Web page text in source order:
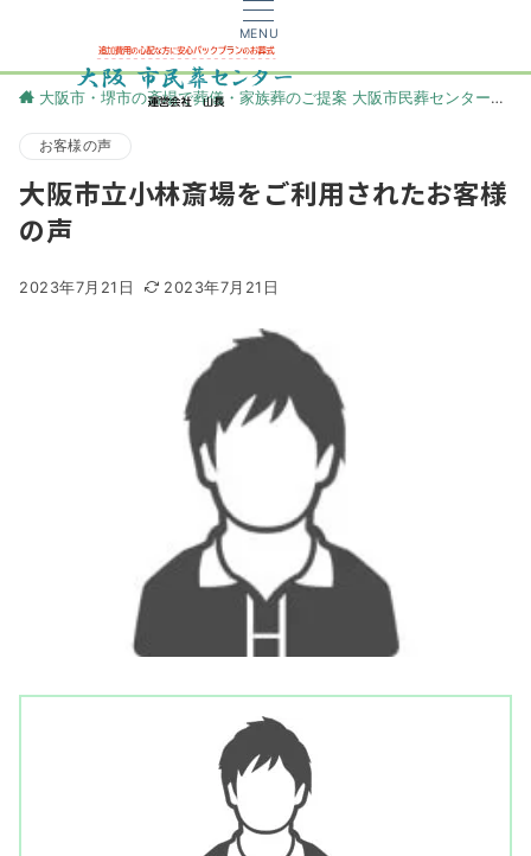
MENU
大阪市・堺市の斎場で葬儀・家族葬のご提案 大阪市民葬センター
お客様の声
大阪市立小林斎場をご利用されたお客様
の声
2023年7月21日 2023年7月21日